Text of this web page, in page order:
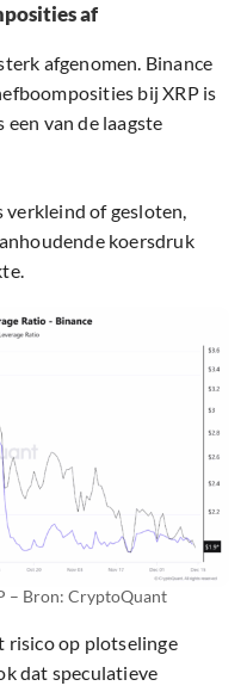
af
afgenomen. Binance
bij XRP is
van de laagste
verkleind of gesloten,
koersdruk
– Bron: CryptoQuant
risico op plotselinge
dat speculatieve